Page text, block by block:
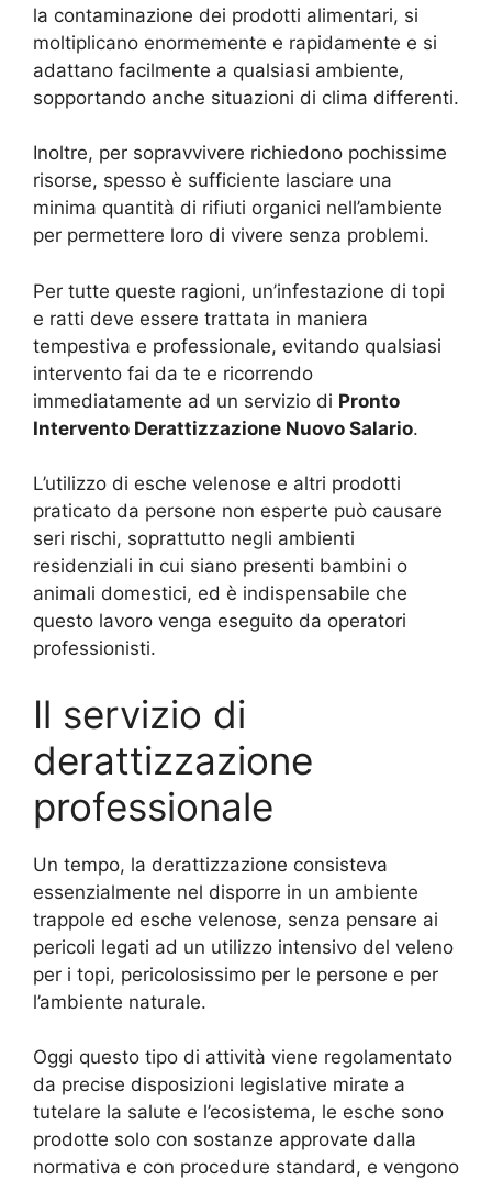
la contaminazione dei prodotti alimentari, si
moltiplicano enormemente e rapidamente e si
adattano facilmente a qualsiasi ambiente,
sopportando anche situazioni di clima differenti.
Inoltre, per sopravvivere richiedono pochissime
risorse, spesso è sufficiente lasciare una
minima quantità di rifiuti organici nell’ambiente
per permettere loro di vivere senza problemi.
Per tutte queste ragioni, un’infestazione di topi
e ratti deve essere trattata in maniera
tempestiva e professionale, evitando qualsiasi
intervento fai da te e ricorrendo
immediatamente ad un servizio di Pronto
Intervento Derattizzazione Nuovo Salario.
L’utilizzo di esche velenose e altri prodotti
praticato da persone non esperte può causare
seri rischi, soprattutto negli ambienti
residenziali in cui siano presenti bambini o
animali domestici, ed è indispensabile che
questo lavoro venga eseguito da operatori
professionisti.
Il servizio di
derattizzazione
professionale
Un tempo, la derattizzazione consisteva
essenzialmente nel disporre in un ambiente
trappole ed esche velenose, senza pensare ai
pericoli legati ad un utilizzo intensivo del veleno
per i topi, pericolosissimo per le persone e per
l’ambiente naturale.
Oggi questo tipo di attività viene regolamentato
da precise disposizioni legislative mirate a
tutelare la salute e l’ecosistema, le esche sono
prodotte solo con sostanze approvate dalla
normativa e con procedure standard, e vengono